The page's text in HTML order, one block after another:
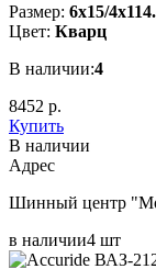
Размер: 6x15/
Цвет: Кварц
В наличии:4
8452 р.
Купить
В наличии
Aдрес
Шинный центр
в наличии4 шт